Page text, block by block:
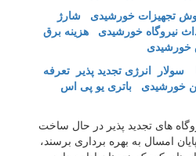
تجهیزات خورشیدی
شارژ
نیروگاه خورشیدی
هزینه برق
خورشیدی
سولار انرژی تجدید پذیر تعرفه
خورشیدی
باتری یو پی اس
نیروگاه های تجدید پذیر در حال ساخت
امسال به بهره برداری برسند،